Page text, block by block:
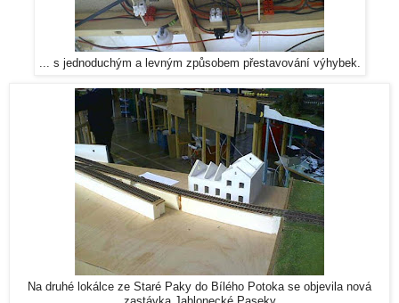
... s jednoduchým a levným způsobem přestavování výhybek.
Na druhé lokálce ze Staré Paky do Bílého Potoka se objevila nová